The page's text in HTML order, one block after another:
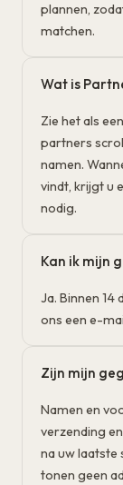
plannen,
matchen.
Wat is
Zie het als
partners
namen.
vindt, krijgt u
nodig.
Kan ik mijn
Ja. Binnen
ons een e-
Zijn mijn
Namen en
verzending
na uw laatste
tonen geen